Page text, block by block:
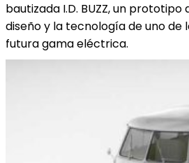
bautizada I.D. BUZZ, un
diseño y la tecnología de uno de
futura gama eléctrica.